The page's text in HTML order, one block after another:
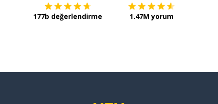
177b değerlendirme 1.47M yorum